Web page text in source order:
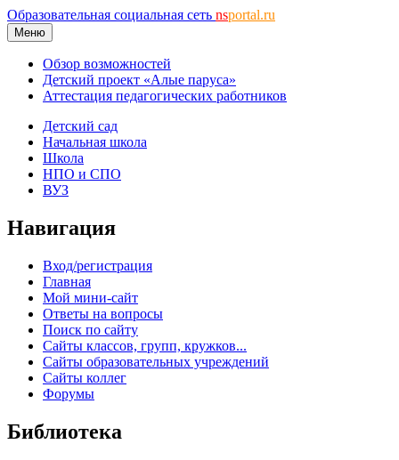
Образовательная социальная сеть nsportal.ru
Меню
Обзор возможностей
Детский проект «Алые паруса»
Аттестация педагогических работников
Детский сад
Начальная школа
Школа
НПО и СПО
ВУЗ
Навигация
Вход/регистрация
Главная
Мой мини-сайт
Ответы на вопросы
Поиск по сайту
Сайты классов, групп, кружков...
Сайты образовательных учреждений
Сайты коллег
Форумы
Библиотека